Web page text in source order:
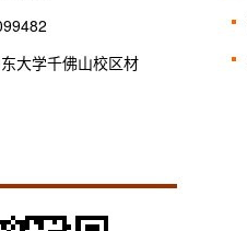
大学千佛山校区材